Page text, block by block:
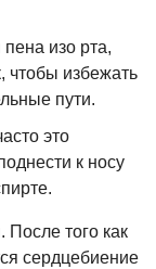
изо рта,
чтобы избежать
пути.
это
к носу
После того как
сердцебиение